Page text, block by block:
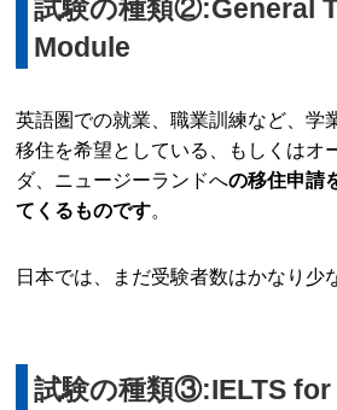
試験の種類②:General
Module
英語圏での就業、職業訓練など、学
移住を希望としている、もしくはオ
ダ、ニュージーランドへの移住申請
てくるものです。
日本では、まだ受験者数はかなり少
試験の種類③:IELTS for